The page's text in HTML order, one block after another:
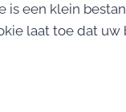
een klein
laat toe dat